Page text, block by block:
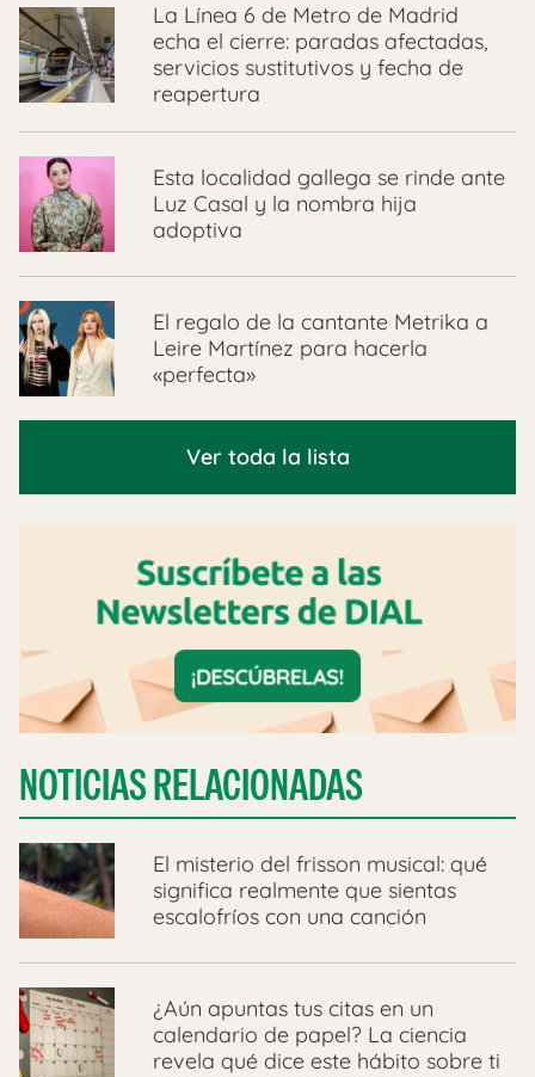
La Línea 6 de Metro de Madrid
echa el cierre: paradas afectadas,
servicios sustitutivos y fecha de
reapertura
Esta localidad gallega se rinde ante
Luz Casal y la nombra hija
adoptiva
El regalo de la cantante Metrika a
Leire Martínez para hacerla
«perfecta»
Ver toda la lista
NOTICIAS RELACIONADAS
El misterio del frisson musical: qué
significa realmente que sientas
escalofríos con una canción
¿Aún apuntas tus citas en un
calendario de papel? La ciencia
revela qué dice este hábito sobre ti